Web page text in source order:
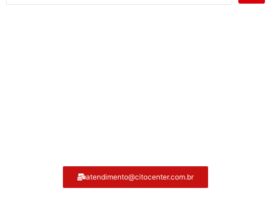
atendimento@citocenter.com.br